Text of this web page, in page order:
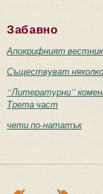
Забавно
Апокрифният вестник
Съществуват
“Литературни”
Трета част
чети по-нататък